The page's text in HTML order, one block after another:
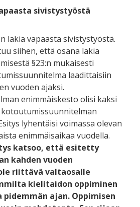
sivistystyöstä
lakia vapaasta sivistystyöstä.
siihen, että osana lakia
§23:n mukaisesti
laadittaisiin
vuoden ajaksi.
enimmäiskesto olisi kaksi
lyhentäisi voimassa olevan
enimmäisaikaa vuodella.
katsoo, että esitetty
kahden vuoden
riittävä valtaosalle
kielitaidon oppiminen
ajan. Oppimisen